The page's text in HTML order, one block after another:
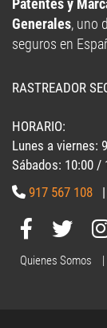
Generales, uno
seguros en
RASTREADOR
HORARIO:
Lunes a viernes:
Sábados: 10:00 /
917 567 108 |
Quienes Somos |